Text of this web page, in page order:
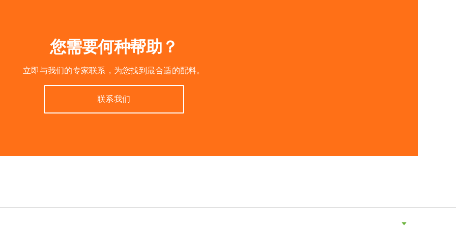
您需要何种帮助？
立即与我们的专家联系，为您找到最合适的配料。
联系我们